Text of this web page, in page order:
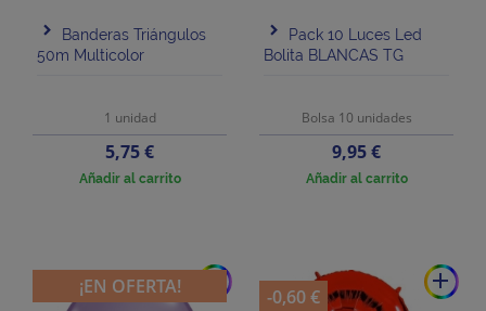
Banderas Triángulos
50m Multicolor
1 unidad
Precio
5,75 €
Añadir al carrito
Pack 10 Luces Led
Bolita BLANCAS TG
Bolsa 10 unidades
Precio
9,95 €
Añadir al carrito
add
¡EN OFERTA!
add
-0,60 €